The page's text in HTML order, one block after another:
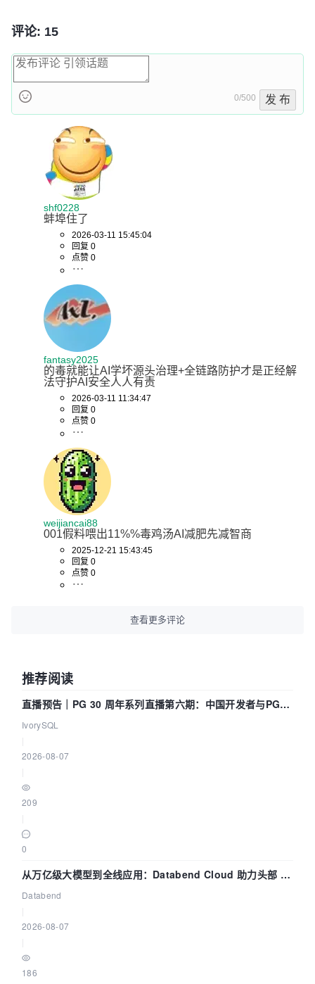
评论: 15
0/500 发 布
shf0228
蚌埠住了
2026-03-11 15:45:04
回复 0
点赞 0
fantasy2025
的毒就能让AI学坏源头治理+全链路防护才是正经解
法守护AI安全人人有责
2026-03-11 11:34:47
回复 0
点赞 0
weijiancai88
001假料喂出11%%毒鸡汤AI减肥先减智商
2025-12-21 15:43:45
回复 0
点赞 0
查看更多评论
推荐阅读
直播预告｜PG 30 周年系列直播第六期：中国开发者与PG内
核——我们改得动吗？我们贡献了什么？
IvorySQL
2026-08-07
209
0
从万亿级大模型到全线应用：Databend Cloud 助力头部 AI
企业构建全链路 Trace 数据管道
Databend
2026-08-07
186